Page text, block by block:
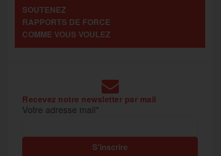
o
k
g
e
SOUTENEZ
RAPPORTS DE FORCE
COMME VOUS VOULEZ
Recevez notre newsletter par mail
Votre adresse mail*